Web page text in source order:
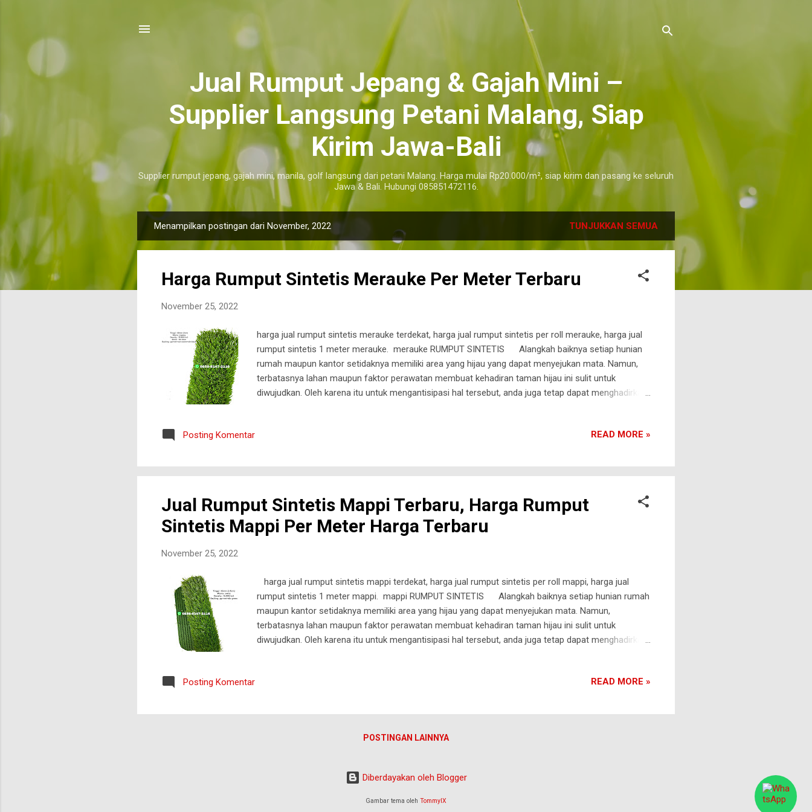
Langsung ke konten utama
​Jual Rumput Jepang & Gajah Mini –
Supplier Langsung Petani Malang, Siap
Kirim Jawa-Bali
Supplier rumput jepang, gajah mini, manila, golf langsung dari petani Malang. Harga mulai Rp20.000/m², siap kirim dan pasang ke seluruh
Jawa & Bali. Hubungi 085851472116.
o
Menampilkan postingan dari November, 2022 TUNJUKKAN SEMUA
Harga Rumput Sintetis Merauke Per Meter Terbaru
November 25, 2022
harga jual rumput sintetis merauke terdekat, harga jual rumput sintetis per roll merauke, harga jual
rumput sintetis 1 meter merauke. merauke RUMPUT SINTETIS Alangkah baiknya setiap hunian
rumah maupun kantor setidaknya memiliki area yang hijau yang dapat menyejukan mata. Namun,
terbatasnya lahan maupun faktor perawatan membuat kehadiran taman hijau ini sulit untuk
diwujudkan. Oleh karena itu untuk mengantisipasi hal tersebut, anda juga tetap dapat menghadirkan
alami, rumput jenis ini mungkin umum dijumpai saat anda bermain futsal di tempat tempat
untuk ruangan didalam atau diluar rumah maupun kantor. Nah, untuk kamu yang ingin mengetahui
lebih jauh mengenai rumput sintetis...
Posting Komentar READ MORE »
Jual Rumput Sintetis Mappi Terbaru, Harga Rumput
Sintetis Mappi Per Meter Harga Terbaru
November 25, 2022
harga jual rumput sintetis mappi terdekat, harga jual rumput sintetis per roll mappi, harga jual
rumput sintetis 1 meter mappi. mappi RUMPUT SINTETIS Alangkah baiknya setiap hunian rumah
maupun kantor setidaknya memiliki area yang hijau yang dapat menyejukan mata. Namun,
terbatasnya lahan maupun faktor perawatan membuat kehadiran taman hijau ini sulit untuk
diwujudkan. Oleh karena itu untuk mengantisipasi hal tersebut, anda juga tetap dapat menghadirkan
alami, rumput jenis ini mungkin umum dijumpai saat anda bermain futsal di tempat tempat
untuk ruangan didalam atau diluar rumah maupun kantor. Nah, untuk kamu yang ingin mengetahui
Posting Komentar READ MORE »
POSTINGAN LAINNYA
Diberdayakan oleh Blogger
Gambar tema oleh TommyIX